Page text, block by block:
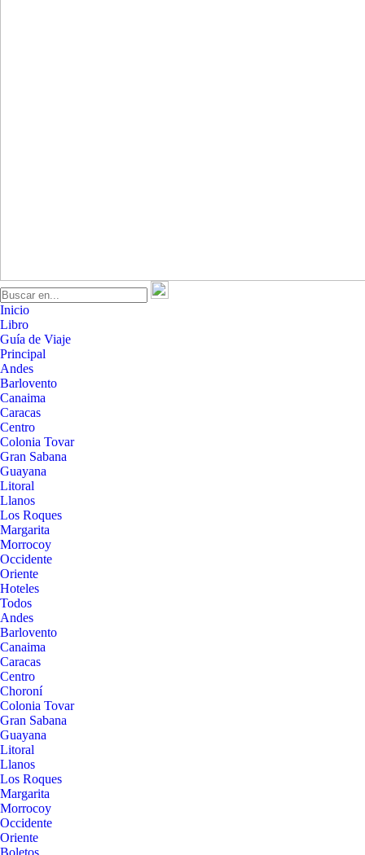
Inicio
Libro
Guía de Viaje
Principal
Andes
Barlovento
Canaima
Caracas
Centro
Colonia Tovar
Gran Sabana
Guayana
Litoral
Llanos
Los Roques
Margarita
Morrocoy
Occidente
Oriente
Hoteles
Todos
Andes
Barlovento
Canaima
Caracas
Centro
Choroní
Colonia Tovar
Gran Sabana
Guayana
Litoral
Llanos
Los Roques
Margarita
Morrocoy
Occidente
Oriente
Boletos